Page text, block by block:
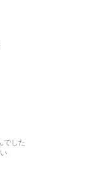
でした